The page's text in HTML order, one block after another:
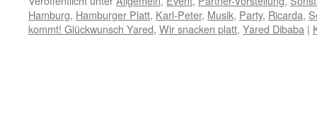
Hamburg, Hamburger Platt, Karl-Peter, Musik, Party, Ricarda,
kommt! Glückwunsch Yared, Wir snacken platt, Yared Dibaba |